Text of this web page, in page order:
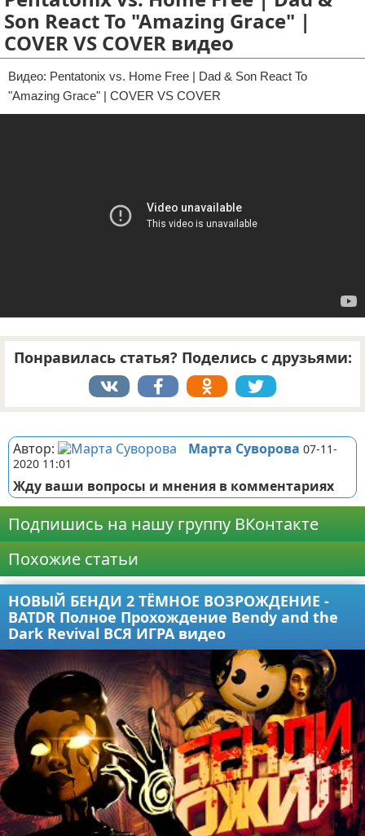
Отказ от ответственности
Son React To "Amazing Grace" |
COVER VS COVER видео
Видео: Pentatonix vs. Home Free | Dad & Son React To
"Amazing Grace" | COVER VS COVER
Понравилась статья? Поделись с друзьями:
Автор: Марта Суворова 07-11-
2020 11:01
Жду ваши вопросы и мнения в комментариях
Подпишись на нашу группу ВКонтакте
Похожие статьи
НОВЫЙ БЕНДИ 2 ТЁМНОЕ ВОЗРОЖДЕНИЕ -
BATDR Полное Прохождение Bendy and the
Dark Revival ВСЯ ИГРА видео